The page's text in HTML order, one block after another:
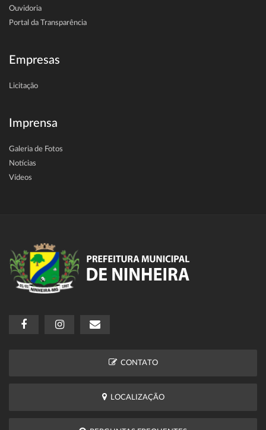
Ouvidoria
Portal da Transparência
Empresas
Licitação
Imprensa
Galeria de Fotos
Notícias
Vídeos
CONTATO
LOCALIZAÇÃO